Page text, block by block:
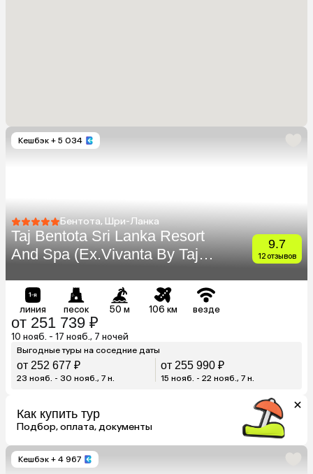
Кешбэк + 5 034
Бентота, Шри-Ланка
Taj Bentota Sri Lanka Resort
And Spa (Ex.Vivanta By Taj
9.7
12 отзывов
линия песок 50 м 106 км везде
от 251 739 ₽
10 нояб. - 17 нояб., 7 ночей
Выгодные туры на соседние даты
от 252 677 ₽
23 нояб. - 30 нояб., 7 н.
от 255 990 ₽
15 нояб. - 22 нояб., 7 н.
Как купить тур
Подбор, оплата, документы
Кешбэк + 4 967